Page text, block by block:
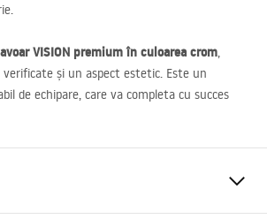
VISION premium în culoarea crom,
și un aspect estetic. Este un
de echipare, care va completa cu succes